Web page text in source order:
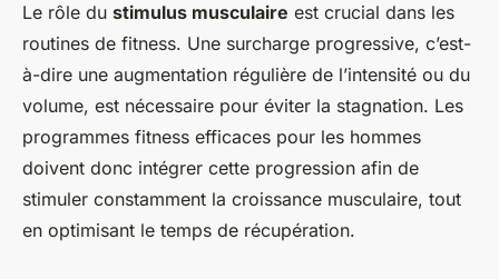
Le rôle du stimulus musculaire est crucial dans les
routines de fitness. Une surcharge progressive, c’est-
à-dire une augmentation régulière de l’intensité ou du
volume, est nécessaire pour éviter la stagnation. Les
programmes fitness efficaces pour les hommes
doivent donc intégrer cette progression afin de
stimuler constamment la croissance musculaire, tout
en optimisant le temps de récupération.